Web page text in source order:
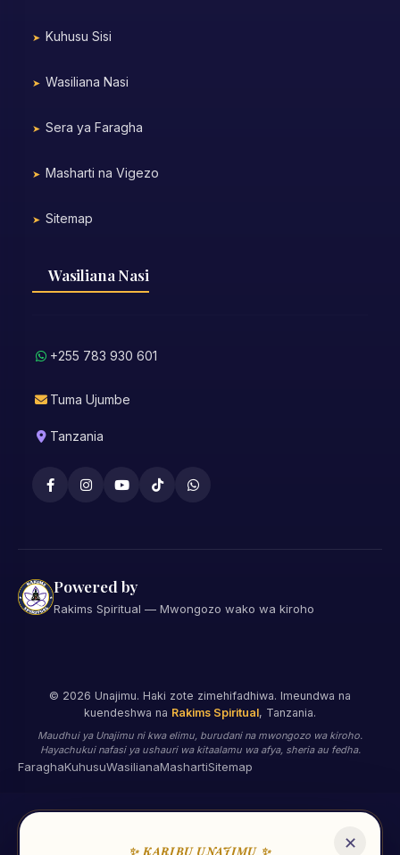
Kuhusu Sisi
Wasiliana Nasi
Sera ya Faragha
Masharti na Vigezo
Sitemap
Wasiliana Nasi
+255 783 930 601
Tuma Ujumbe
Tanzania
Powered by
Rakims Spiritual — Mwongozo wako wa kiroho
© 2026 Unajimu. Haki zote zimehifadhiwa. Imeundwa na
kuendeshwa na Rakims Spiritual, Tanzania.
Maudhui ya Unajimu ni kwa elimu, burudani na mwongozo wa kiroho.
Hayachukui nafasi ya ushauri wa kitaalamu wa afya, sheria au fedha.
FaraghaKuhusuWasilianaMashartiSitemap
✕
✨ KARIBU UNAJIMU ✨